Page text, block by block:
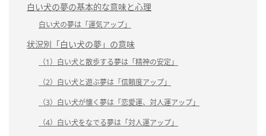
白い犬の夢の基本的な意味と心理
白い犬の夢は「運気アップ」
状況別「白い犬の夢」の意味
（1）白い犬と散歩する夢は「精神の安定」
（2）白い犬と遊ぶ夢は「信頼度アップ」
（3）白い犬が懐く夢は「恋愛運、対人運アップ」
（4）白い犬をなでる夢は「対人運アップ」